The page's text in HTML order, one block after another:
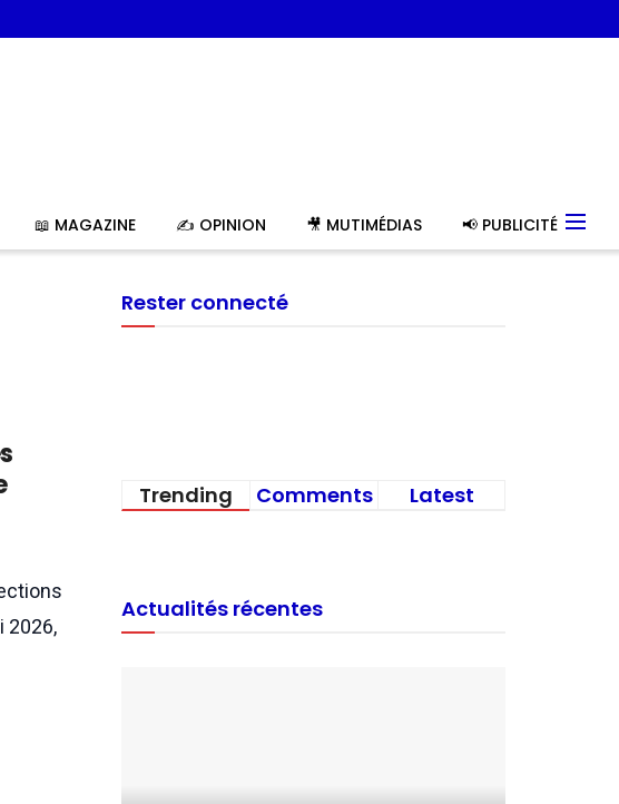
📖 MAGAZINE ✍️ OPINION 🎥 MUTIMÉDIAS 📢 PUBLICITÉ
2026,
Rester connecté
Trending Comments Latest
Actualités récentes